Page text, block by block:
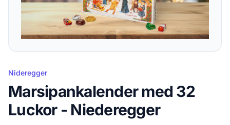
Nideregger
Marsipankalender med 32
Luckor - Niederegger